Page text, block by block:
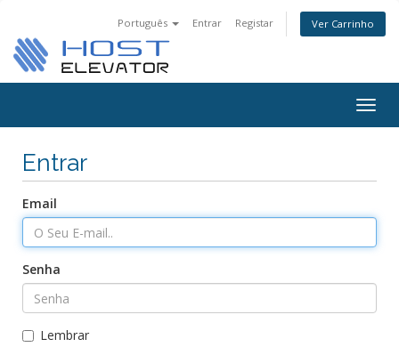
Português Entrar Registar Ver Carrinho
Entrar
Email
Senha
Lembrar